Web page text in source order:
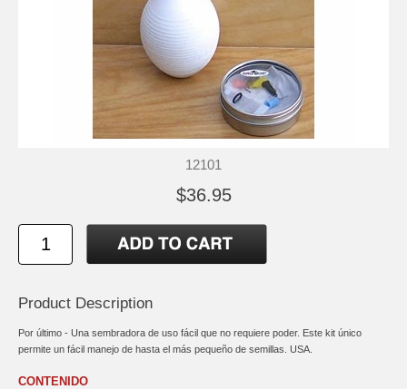
12101
$36.95
Product Description
Por último - Una sembradora de uso fácil que no requiere poder. Este kit único
permite un fácil manejo de hasta el más pequeño de semillas. USA.
CONTENIDO